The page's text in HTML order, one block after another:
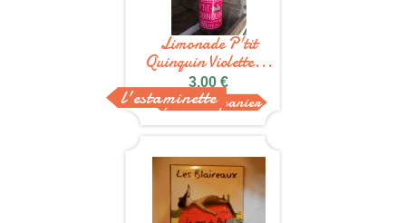
l'estaminette
Limonade P'tit
Quinquin Violette...
3,00 €
Ajouter au panier